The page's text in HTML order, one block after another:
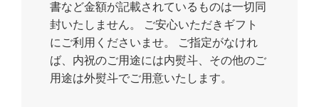
書など金額が記載されているものは一切同
封いたしません。 ご安心いただきギフト
にご利用くださいませ。 ご指定がなけれ
ば、内祝のご用途には内熨斗、その他のご
用途は外熨斗でご用意いたします。